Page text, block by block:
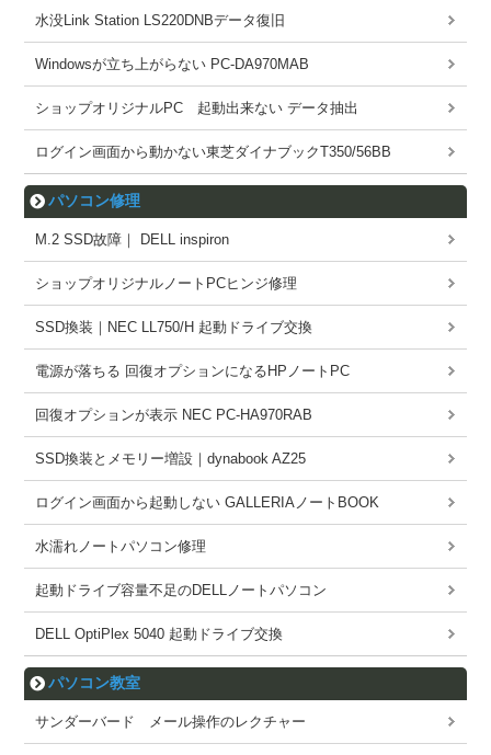
水没Link Station LS220DNBデータ復旧
Windowsが立ち上がらない PC-DA970MAB
ショップオリジナルPC 起動出来ない データ抽出
ログイン画面から動かない東芝ダイナブックT350/56BB
パソコン修理
M.2 SSD故障｜ DELL inspiron
ショップオリジナルノートPCヒンジ修理
SSD換装｜NEC LL750/H 起動ドライブ交換
電源が落ちる 回復オプションになるHPノートPC
回復オプションが表示 NEC PC-HA970RAB
SSD換装とメモリー増設｜dynabook AZ25
ログイン画面から起動しない GALLERIAノートBOOK
水濡れノートパソコン修理
起動ドライブ容量不足のDELLノートパソコン
DELL OptiPlex 5040 起動ドライブ交換
パソコン教室
サンダーバード メール操作のレクチャー